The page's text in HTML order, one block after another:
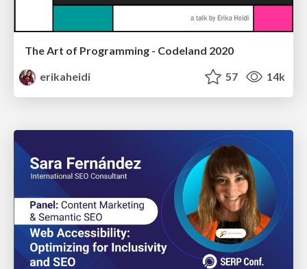
The Art of Programming - Codeland 2020
erikaheidi
57 14k